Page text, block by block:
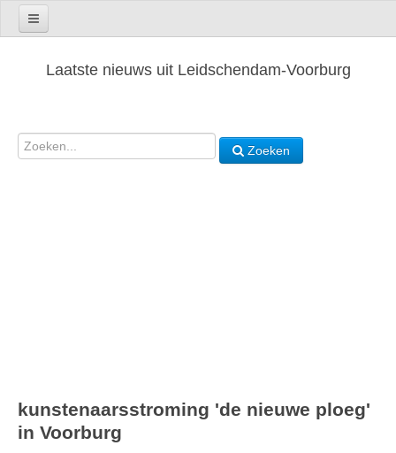
Laatste nieuws uit Leidschendam-Voorburg
Zoeken
kunstenaarsstroming 'de nieuwe ploeg'
in Voorburg